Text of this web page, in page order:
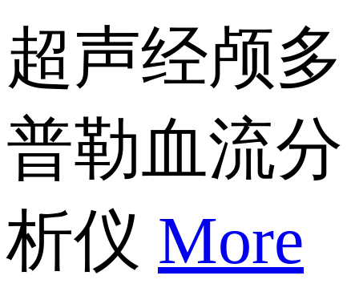
超声经颅多
普勒血流分
析仪 More